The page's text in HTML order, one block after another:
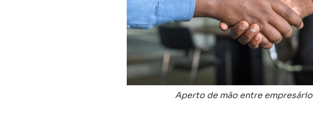
Aperto de mão entre